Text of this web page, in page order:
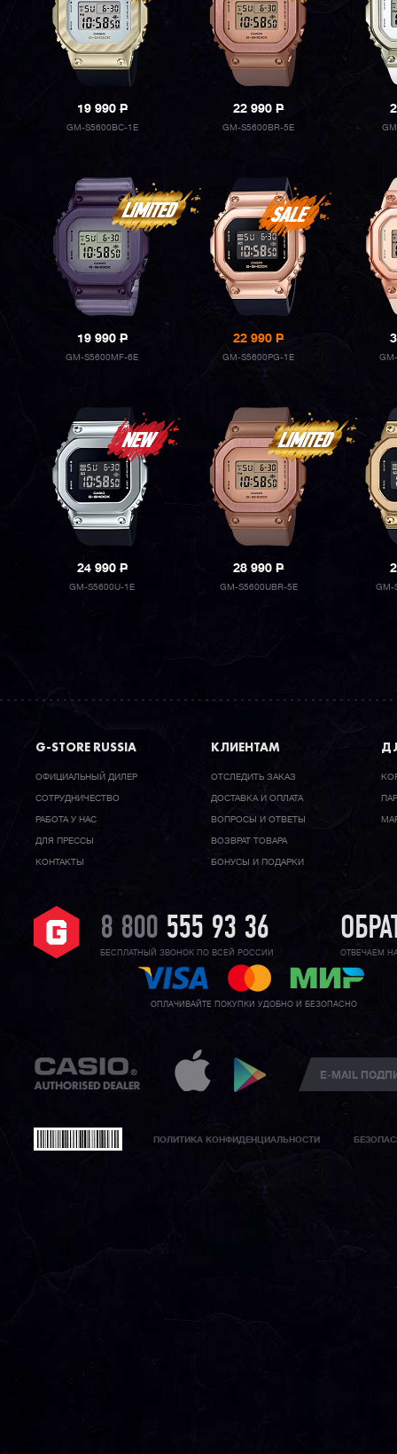
19 990P
GM-S5600BC-1E
22 990P
GM-S5600BR-5E
19 990P
GM-S5600MF-6E
22 990P
GM-S5600PG-1E
24 990P
GM-S5600U-1E
28 990P
GM-S5600UBR-5E GM-
G-STORE RUSSIA
ОФИЦИАЛЬНЫЙ ДИЛЕР
CОТРУДНИЧЕСТВО
РАБОТА У НАС
ДЛЯ ПРЕССЫ
КОНТАКТЫ
КЛИЕНТАМ
ОТСЛЕДИТЬ ЗАКАЗ
ДОСТАВКА И ОПЛАТА
ВОПРОСЫ И ОТВЕТЫ
ВОЗВРАТ ТОВАРА
БОНУСЫ И ПОДАРКИ
8 800 555 93 36
БЕСПЛАТНЫЙ ЗВОНОК ПО ВСЕЙ РОССИИ ОТВЕЧАЕМ
ОПЛАЧИВАЙТЕ ПОКУПКИ УДОБНО И БЕЗОПАСНО
ПОЛИТИКА КОНФИДЕНЦИАЛЬНОСТИ